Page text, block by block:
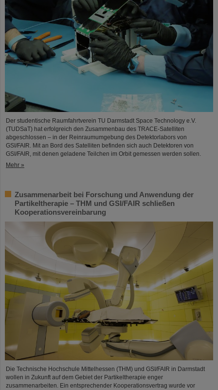
Der studentische Raumfahrtverein TU Darmstadt Space Technology e.V.
(TUDSaT) hat erfolgreich den Zusammenbau des TRACE-Satelliten
abgeschlossen – in der Reinraumumgebung des Detektorlabors von
GSI/FAIR. Mit an Bord des Satelliten befinden sich auch Detektoren von
GSI/FAIR, mit denen geladene Teilchen im Orbit gemessen werden sollen.
Mehr »
Zusammenarbeit bei Forschung und Anwendung der
Partikeltherapie – THM und GSI/FAIR schließen
Kooperationsvereinbarung
Die Technische Hochschule Mittelhessen (THM) und GSI/FAIR in Darmstadt
wollen in Zukunft auf dem Gebiet der Partikeltherapie enger
zusammenarbeiten. Ein entsprechender Kooperationsvertrag wurde vor